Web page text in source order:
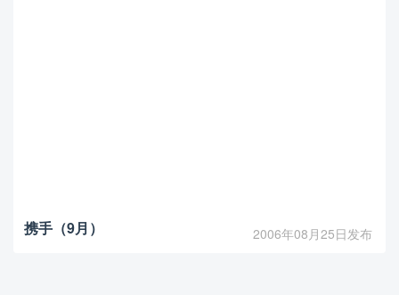
携手（9月） 2006年08月25日发布